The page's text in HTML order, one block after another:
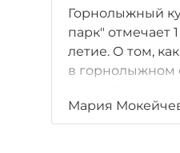
Горнолыжный
парк" отмечает
летие. О том,
в горнолыжном
бизнес, почему
курортами
Мария